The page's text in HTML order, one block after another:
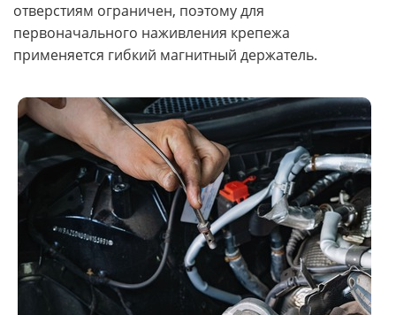
отверстиям ограничен, поэтому для
первоначального наживления крепежа
применяется гибкий магнитный держатель.